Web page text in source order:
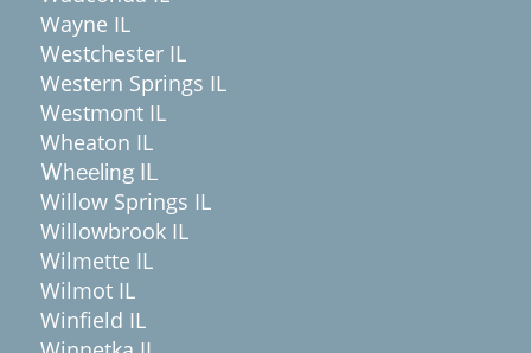
Wayne IL
Westchester IL
Western Springs IL
Westmont IL
Wheaton IL
Wheeling IL
Willow Springs IL
Willowbrook IL
Wilmette IL
Wilmot IL
Winfield IL